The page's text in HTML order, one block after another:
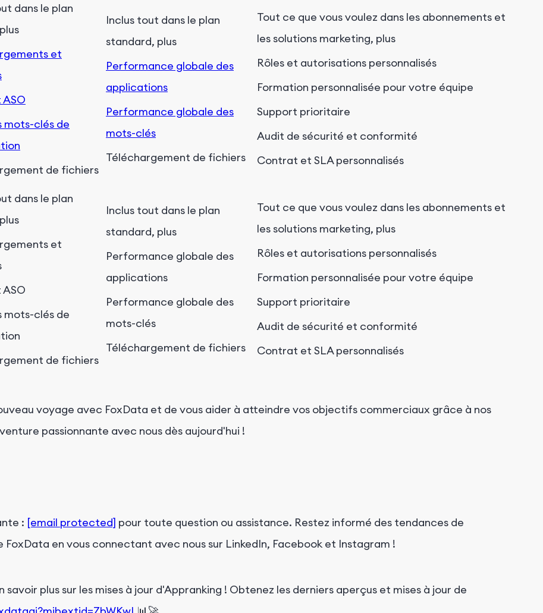
dans le plan
et
mots-clés de
de fichiers
Inclus tout dans le plan
standard, plus
Performance globale des
applications
Performance globale des
mots-clés
Téléchargement de fichiers
Tout ce que vous voulez dans les abonnements et
les solutions marketing, plus
Rôles et autorisations personnalisés
Formation personnalisée pour votre équipe
Support prioritaire
Audit de sécurité et conformité
Contrat et SLA personnalisés
dans le plan
et
mots-clés de
de fichiers
Inclus tout dans le plan
standard, plus
Performance globale des
applications
Performance globale des
mots-clés
Téléchargement de fichiers
Tout ce que vous voulez dans les abonnements et
les solutions marketing, plus
Rôles et autorisations personnalisés
Formation personnalisée pour votre équipe
Support prioritaire
Audit de sécurité et conformité
Contrat et SLA personnalisés
voyage avec FoxData et de vous aider à atteindre vos objectifs commerciaux grâce à nos
passionnante avec nous dès aujourd'hui !
: [email protected] pour toute question ou assistance. Restez informé des tendances de
en vous connectant avec nous sur LinkedIn, Facebook et Instagram !
plus sur les mises à jour d'Appranking ! Obtenez les derniers aperçus et mises à jour de